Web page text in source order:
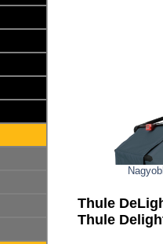
Thule
Thule